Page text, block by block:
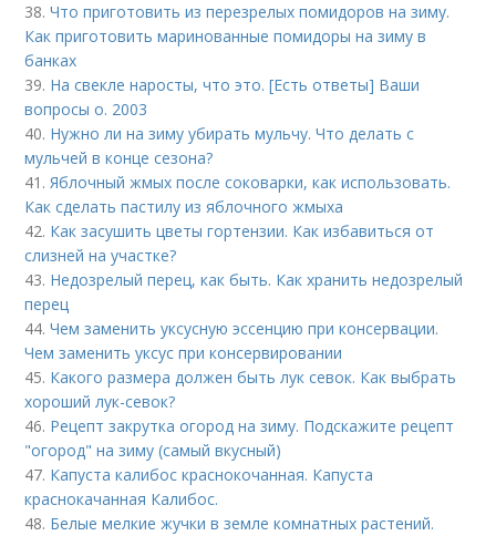
38.Что приготовить из перезрелых помидоров на зиму.
Как приготовить маринованные помидоры на зиму в
банках
39. На свекле наросты, что это. [Есть ответы] Ваши
вопросы о. 2003
40. Нужно ли на зиму убирать мульчу. Что делать с
мульчей в конце сезона?
41.Яблочный жмых после соковарки, как использовать.
Как сделать пастилу из яблочного жмыха
42. Как засушить цветы гортензии. Как избавиться от
слизней на участке?
43. Недозрелый перец, как быть. Как хранить недозрелый
перец
44.Чем заменить уксусную эссенцию при консервации.
Чем заменить уксус при консервировании
45. Какого размера должен быть лук севок. Как выбрать
хороший лук-севок?
46. Рецепт закрутка огород на зиму. Подскажите рецепт
"огород" на зиму (самый вкусный)
47. Капуста калибос краснокочанная. Капуста
краснокачанная Калибос.
48. Белые мелкие жучки в земле комнатных растений.